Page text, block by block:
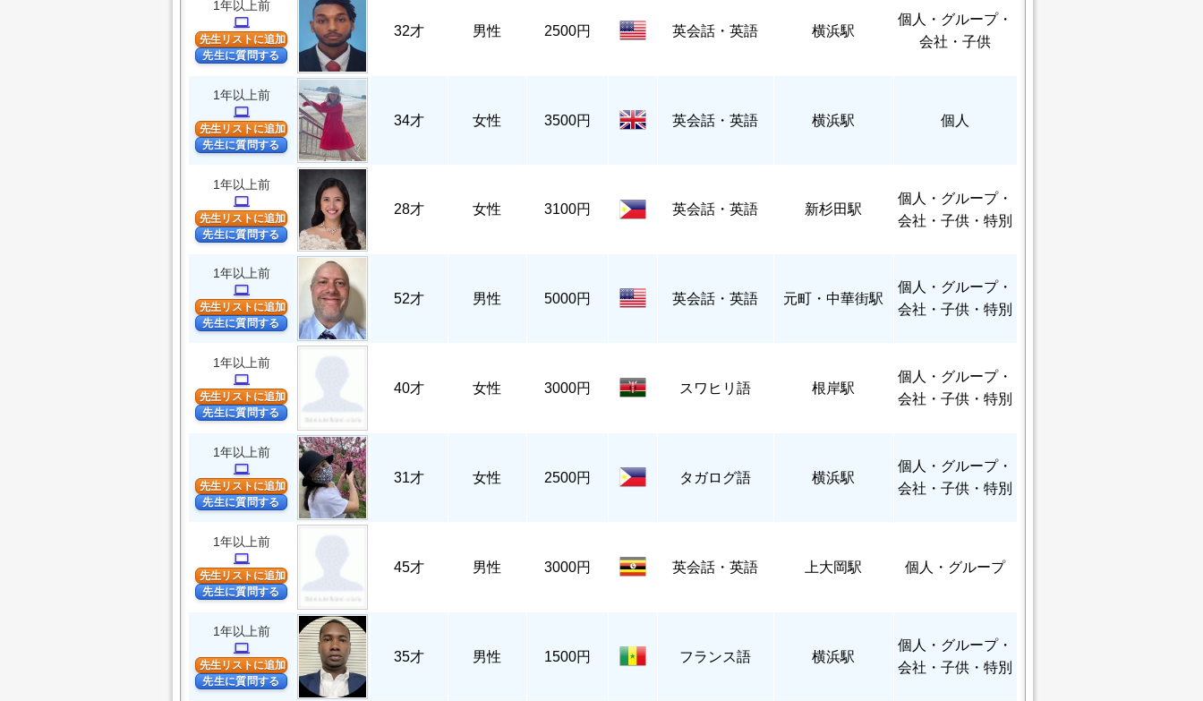
1年以上前
computer
先生リストに追加
先生に質問する
32才 男性 2500円 英会話・英語 横浜駅
個人
・グループ・
会社・子供
1年以上前
computer
先生リストに追加
先生に質問する
34才 女性 3500円 英会話・英語 横浜駅 個人
1年以上前
computer
先生リストに追加
先生に質問する
28才 女性 3100円 英会話・英語 新杉田駅
個人
・グループ・
会社・子供・特別
1年以上前
computer
先生リストに追加
先生に質問する
52才 男性 5000円 英会話・英語 元町・中華街駅
個人
・グループ・
会社・子供・特別
1年以上前
computer
先生リストに追加
先生に質問する
40才 女性 3000円 スワヒリ語 根岸駅
個人
・グループ・
会社・子供・特別
1年以上前
computer
先生リストに追加
先生に質問する
31才 女性 2500円 タガログ語 横浜駅
個人
・グループ・
会社・子供・特別
1年以上前
computer
先生リストに追加
先生に質問する
45才 男性 3000円 英会話・英語 上大岡駅 個人 ・グループ
1年以上前
computer
先生リストに追加
先生に質問する
35才 男性 1500円 フランス語 横浜駅
個人
・グループ・
会社・子供・特別